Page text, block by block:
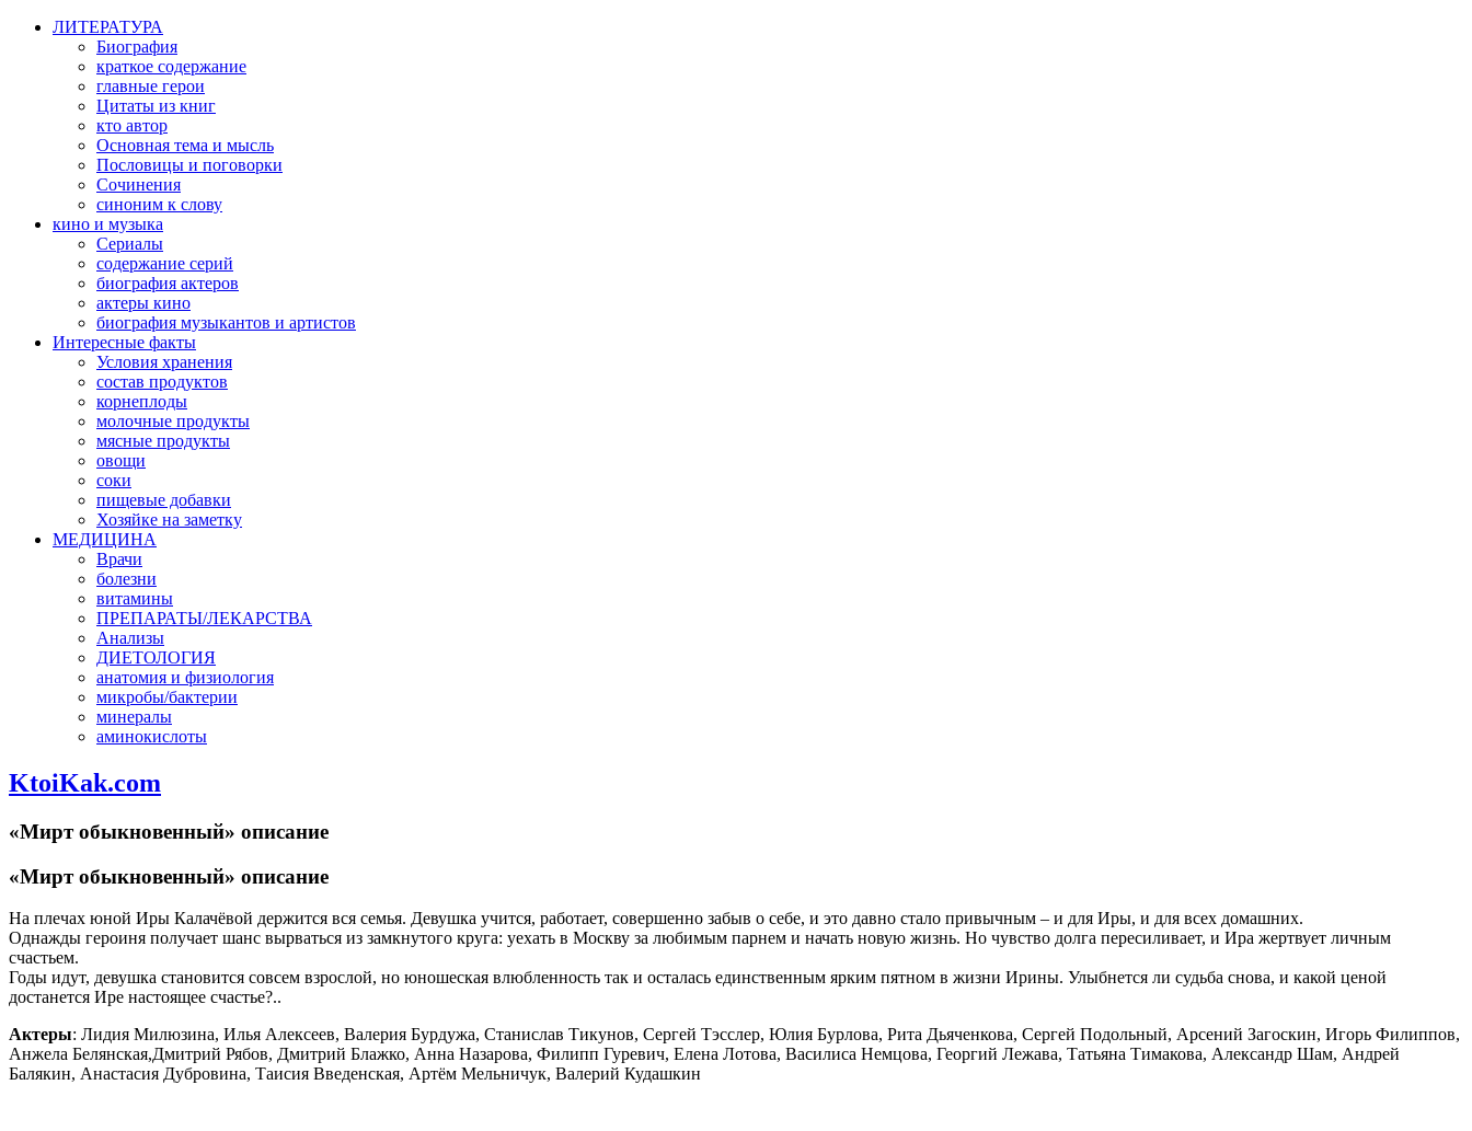
ЛИТЕРАТУРА
Биография
краткое содержание
главные герои
Цитаты из книг
кто автор
Основная тема и мысль
Пословицы и поговорки
Сочинения
синоним к слову
кино и музыка
Сериалы
содержание серий
биография актеров
актеры кино
биография музыкантов и артистов
Интересные факты
Условия хранения
состав продуктов
корнеплоды
молочные продукты
мясные продукты
овощи
соки
пищевые добавки
Хозяйке на заметку
МЕДИЦИНА
Врачи
болезни
витамины
ПРЕПАРАТЫ/ЛЕКАРСТВА
Анализы
ДИЕТОЛОГИЯ
анатомия и физиология
микробы/бактерии
минералы
аминокислоты
KtoiKak.com
«Мирт обыкновенный» описание
«Мирт обыкновенный» описание
На плечах юной Иры Калачёвой держится вся семья. Девушка учится, работает, совершенно забыв о себе, и это давно стало привычным – и для Иры, и для всех домашних.
Однажды героиня получает шанс вырваться из замкнутого круга: уехать в Москву за любимым парнем и начать новую жизнь. Но чувство долга пересиливает, и Ира жертвует личным
счастьем.
Годы идут, девушка становится совсем взрослой, но юношеская влюбленность так и осталась единственным ярким пятном в жизни Ирины. Улыбнется ли судьба снова, и какой ценой
достанется Ире настоящее счастье?..
Актеры: Лидия Милюзина, Илья Алексеев, Валерия Бурдужа, Станислав Тикунов, Сергей Тэсслер, Юлия Бурлова, Рита Дьяченкова, Сергей Подольный, Арсений Загоскин, Игорь Филиппов,
Анжела Белянская,Дмитрий Рябов, Дмитрий Блажко, Анна Назарова, Филипп Гуревич, Елена Лотова, Василиса Немцова, Георгий Лежава, Татьяна Тимакова, Александр Шам, Андрей
Балякин, Анастасия Дубровина, Таисия Введенская, Артём Мельничук, Валерий Кудашкин